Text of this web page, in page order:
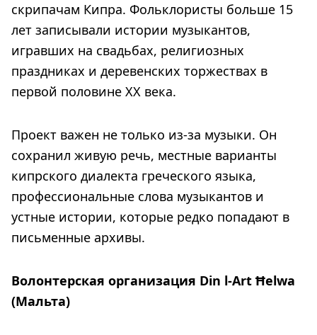
скрипачам Кипра. Фольклористы больше 15
лет записывали истории музыкантов,
игравших на свадьбах, религиозных
праздниках и деревенских торжествах в
первой половине XX века.
Проект важен не только из-за музыки. Он
сохранил живую речь, местные варианты
кипрского диалекта греческого языка,
профессиональные слова музыкантов и
устные истории, которые редко попадают в
письменные архивы.
Волонтерская организация Din l-Art Ħelwa
(Мальта)